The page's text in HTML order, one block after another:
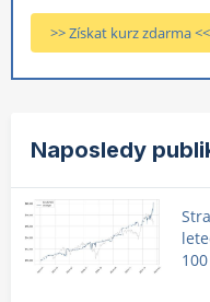
>> Získat kurz zdarma <<
Naposledy